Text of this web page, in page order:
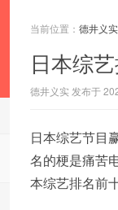
当前位置： 德井义实
日本综
德井义实 发布于
日本综艺节目
名的梗是痛苦
本综艺排名前